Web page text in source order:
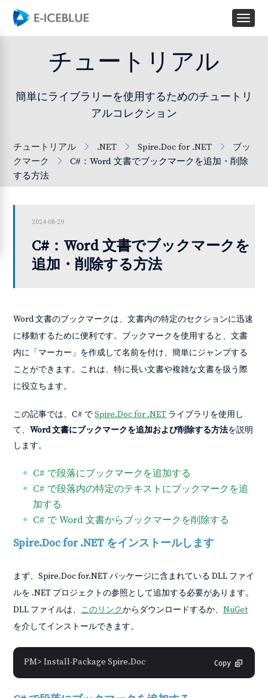
チュートリアル
簡単にライブラリーを使用するためのチュートリ
アルコレクション
チュートリアル .NET Spire.Doc for .NET
ブッ
クマーク
C#：Word 文書でブックマークを追加・削除
する方法
2024-08-29
C#：Word 文書でブックマークを
追加・削除する方法
Word 文書のブックマークは、文書内の特定のセクションに迅速
に移動するために便利です。ブックマークを使用すると、文書
内に「マーカー」を作成して名前を付け、簡単にジャンプする
ことができます。これは、特に長い文書や複雑な文書を扱う際
に役立ちます。
この記事では、C# でSpire.Doc for .NET ライブラリを使用し
て、Word 文書にブックマークを追加および削除する方法を説明
します。
C# で段落にブックマークを追加する
C# で段落内の特定のテキストにブックマークを追
加する
C# で Word 文書からブックマークを削除する
Spire.Doc for .NET をインストールします
まず、Spire.Doc for.NET パッケージに含まれている DLL ファイ
ルを .NET プロジェクトの参照として追加する必要があります。
DLL ファイルは、 このリンクからダウンロードするか、NuGet
を介してインストールできます。
Copy
PM> Install-Package Spire.Doc